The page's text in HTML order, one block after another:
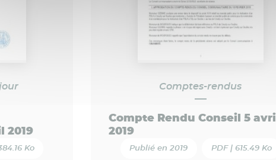
2019
Ko
Comptes-rendus
Compte Rendu Conseil 5 avril
2019
Publié en 2019 PDF | 615.49 Ko